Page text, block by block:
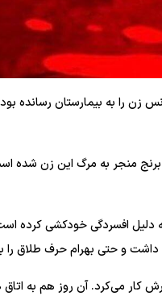
زن را به بیمارستان رسانده
منجر به مرگ این زن شده
افسردگی خودکشی کرده است،
و حتی بهرام حرف طلاق را
کار می‌کرد. آن روز هم به